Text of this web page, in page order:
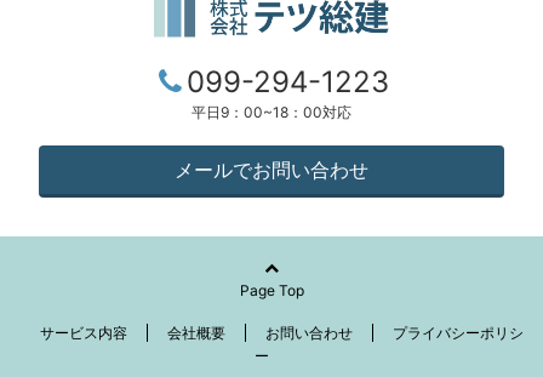
099-294-1223
平日9：00~18：00対応
メールでお問い合わせ
Page Top
サービス内容 会社概要 お問い合わせ
プライバシーポリシ
ー